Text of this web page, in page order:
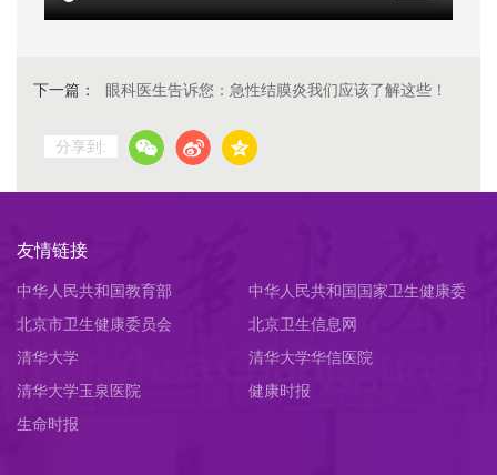
下一篇： 眼科医生告诉您：急性结膜炎我们应该了解这些！
分享到:
友情链接
中华人民共和国教育部
中华人民共和国国家卫生健康委
员会
北京市卫生健康委员会
北京卫生信息网
清华大学
清华大学华信医院
清华大学玉泉医院
健康时报
生命时报